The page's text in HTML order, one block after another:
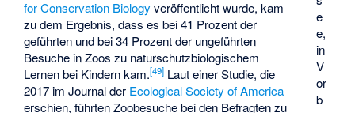
e
e,
in
V
or
b
for Conservation Biology veröffentlicht wurde, kam
zu dem Ergebnis, dass es bei 41 Prozent der
geführten und bei 34 Prozent der ungeführten
Besuche in Zoos zu naturschutzbiologischem
Lernen bei Kindern kam.[49] Laut einer Studie, die
2017 im Journal der Ecological Society of America
erschien, führten Zoobesuche bei den Befragten zu